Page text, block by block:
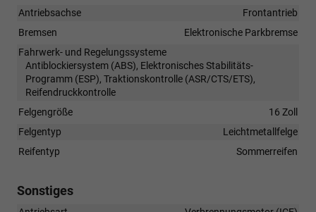
Antriebsachse
Frontantrieb
Bremsen
Elektronische Parkbremse
Fahrwerk- und Regelungssysteme
Antiblockiersystem (ABS), Elektronisches Stabilitäts-
Programm (ESP), Traktionskontrolle (ASR/CTS/ETS),
Reifendruckkontrolle
Felgengröße
16 Zoll
Felgentyp
Leichtmetallfelge
Reifentyp
Sommerreifen
Sonstiges